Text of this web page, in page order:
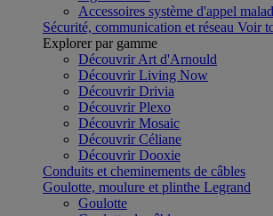
Accessoires système d'appel
Sécurité, communication et réseau Voir
Explorer par gamme
Découvrir Art d'Arnould
Découvrir Living Now
Découvrir Drivia
Découvrir Plexo
Découvrir Mosaic
Découvrir Céliane
Découvrir Dooxie
Conduits et cheminements de câbles
Goulotte, moulure et plinthe Legrand
Goulotte